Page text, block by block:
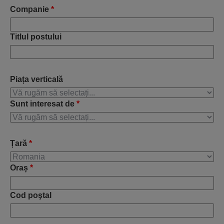
Companie *
Titlul postului
Piața verticală
Sunt interesat de *
Țară *
Oraș *
Cod poştal